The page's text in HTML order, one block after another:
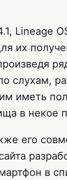
Lineage
их
слухам,
иметь
в некое
его
в